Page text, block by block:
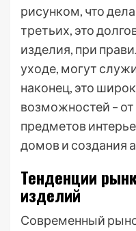
рисунком, что
третьих, это
изделия, при
уходе, могут
наконец, это
возможностей –
предметов
домов и создания
Тенденции
изделий
Современный